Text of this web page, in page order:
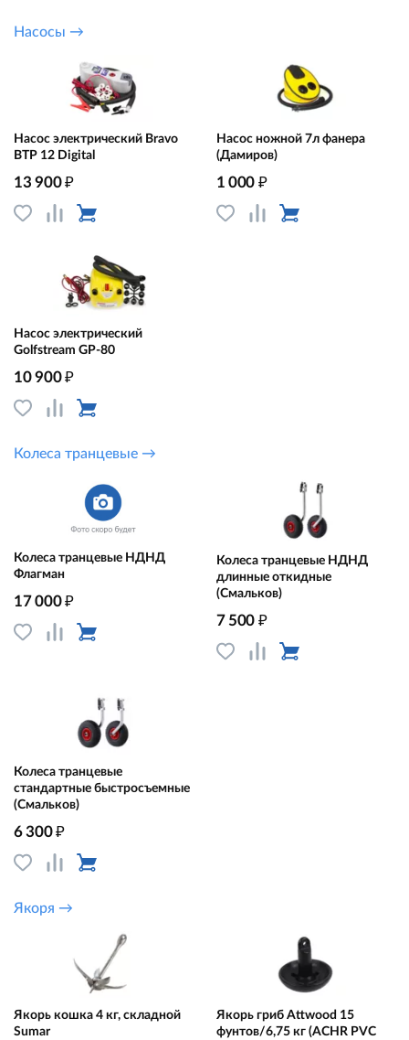
Насосы →
Насос электрический Bravo
BTP 12 Digital
13 900₽
Насос ножной 7л фанера
(Дамиров)
1 000 ₽
Насос электрический
Golfstream GP-80
10 900₽
Колеса транцевые →
Колеса транцевые НДНД
Флагман
17 000₽
Колеса транцевые НДНД
длинные откидные
(Смальков)
7 500 ₽
Колеса транцевые
стандартные быстросъемные
(Смальков)
6 300₽
Якоря →
Якорь кошка 4 кг, складной
Sumar
Якорь гриб Attwood 15
фунтов/6,75 кг (ACHR PVC